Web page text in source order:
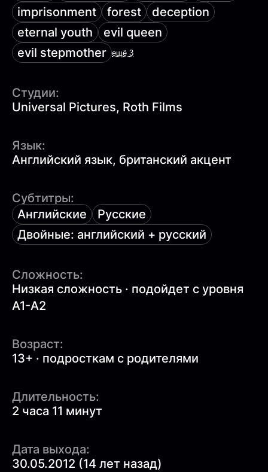
imprisonment
forest
deception
eternal youth
evil queen
evil stepmother ещё 3
Студии:
Universal Pictures, Roth Films
Язык:
Английский язык, британский акцент
Субтитры:
Английские
Русские
Двойные: английский + русский
Сложность:
Низкая сложность · подойдет с уровня
A1-A2
Возраст:
13+ · подросткам с родителями
Длительность:
2 часа 11 минут
Дата выхода:
30.05.2012 (14 лет назад)